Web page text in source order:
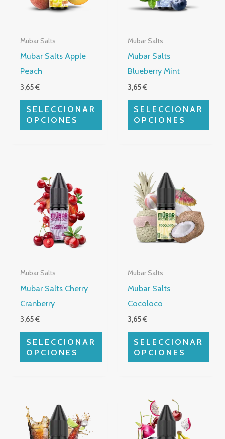
Mubar Salts
Mubar Salts Apple
Peach
3,65€
SELECCIONAR
OPCIONES
se
pueden
elegir
en
página
Mubar Salts
Mubar Salts
Blueberry Mint
3,65€
SELECCIONAR
OPCIONES
se
pueden
elegir
en
página
Mubar Salts
Mubar Salts Cherry
Cranberry
3,65€
SELECCIONAR
OPCIONES
producto
tiene
múltiples
variantes.
se
pueden
elegir
en
página
Mubar Salts
Mubar Salts
Cocoloco
3,65€
SELECCIONAR
OPCIONES
Este
producto
tiene
múltiples
variantes.
se
pueden
elegir
en
página
producto
tiene
producto
tiene